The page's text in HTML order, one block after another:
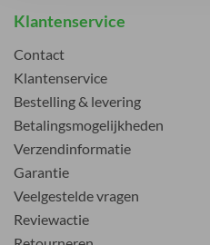
Klantenservice
Contact
Klantenservice
Bestelling & levering
Betalingsmogelijkheden
Verzendinformatie
Garantie
Veelgestelde vragen
Reviewactie